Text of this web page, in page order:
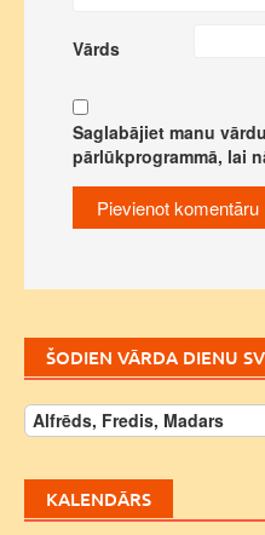
Vārds
Saglabājiet manu
pārlūkprogrammā, lai
ŠODIEN VĀRDA DIENU
Alfrēds, Fredis, Madars
KALENDĀRS